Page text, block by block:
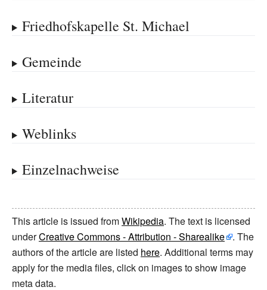
Friedhofskapelle St. Michael
Gemeinde
Literatur
Weblinks
Einzelnachweise
This article is issued fromWikipedia. The text is licensed
underCreative Commons - Attribution - Sharealike
. The
authors of the article are listed here. Additional terms may
apply for the media files, click on images to show image
meta data.